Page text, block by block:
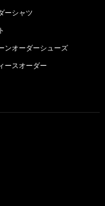
ーシャツ
ンオーダーシューズ
ースオーダー